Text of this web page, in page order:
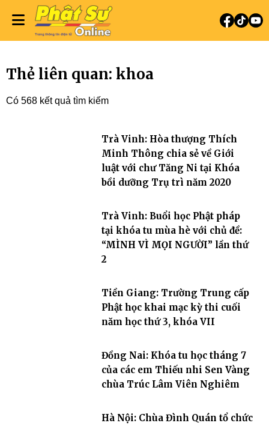
Thẻ liên quan: khoa
Có 568 kết quả tìm kiếm
Trà Vinh: Hòa thượng Thích
Minh Thông chia sẻ về Giới
luật với chư Tăng Ni tại Khóa
bồi dưỡng Trụ trì năm 2020
Trà Vinh: Buổi học Phật pháp
tại khóa tu mùa hè với chủ đề:
“MÌNH VÌ MỌI NGƯỜI” lần thứ
2
Tiền Giang: Trường Trung cấp
Phật học khai mạc kỳ thi cuối
năm học thứ 3, khóa VII
Đồng Nai: Khóa tu học tháng 7
của các em Thiếu nhi Sen Vàng
chùa Trúc Lâm Viên Nghiêm
Hà Nội: Chùa Đình Quán tổ chức